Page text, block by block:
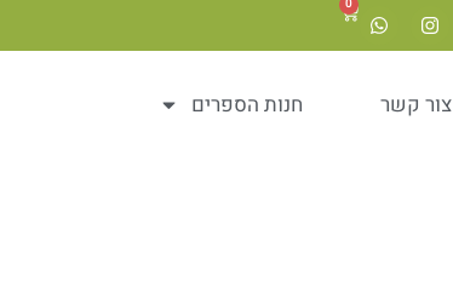
0
צור קשר חנות הספרים